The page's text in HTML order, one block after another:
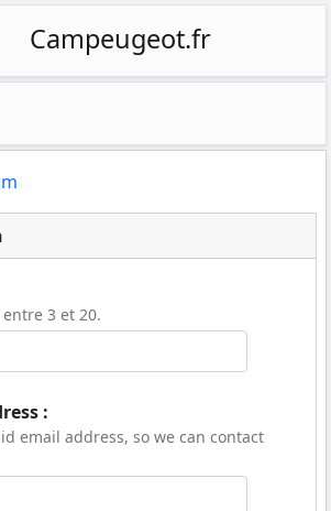
Campeugeot.fr
3 et 20.
:
email address, so we can contact